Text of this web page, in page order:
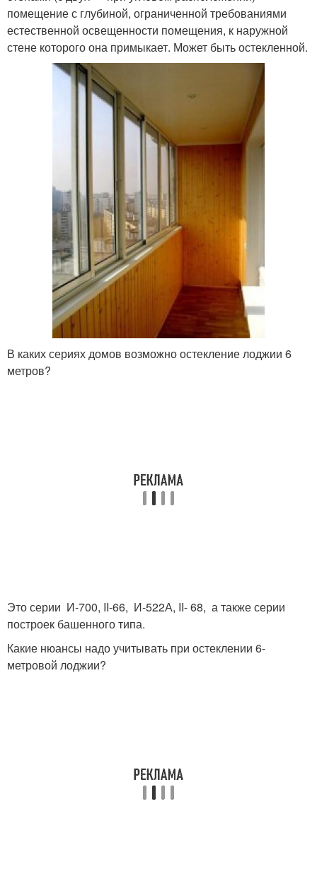
помещение с глубиной, ограниченной требованиями
естественной освещенности помещения, к наружной
стене которого она примыкает. Может быть остекленной.
В каких сериях домов возможно остекление лоджии 6
метров?
Это серии И-700, II-66, И-522А, II- 68, а также серии
построек башенного типа.
Какие нюансы надо учитывать при остеклении 6-
метровой лоджии?